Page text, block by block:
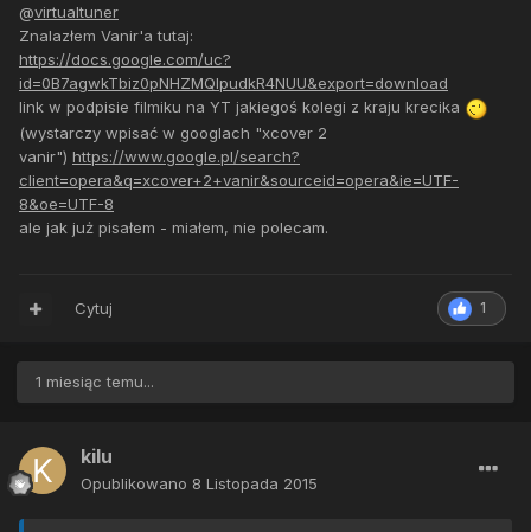
@virtualtuner
Znalazłem Vanir'a tutaj:
https://docs.google.com/uc?
id=0B7agwkTbiz0pNHZMQlpudkR4NUU&export=download
link w podpisie filmiku na YT jakiegoś kolegi z kraju krecika
(wystarczy wpisać w googlach "xcover 2
vanir") https://www.google.pl/search?
client=opera&q=xcover+2+vanir&sourceid=opera&ie=UTF-
8&oe=UTF-8
ale jak już pisałem - miałem, nie polecam.
1
Cytuj
1 miesiąc temu...
kilu
Opublikowano 8 Listopada 2015